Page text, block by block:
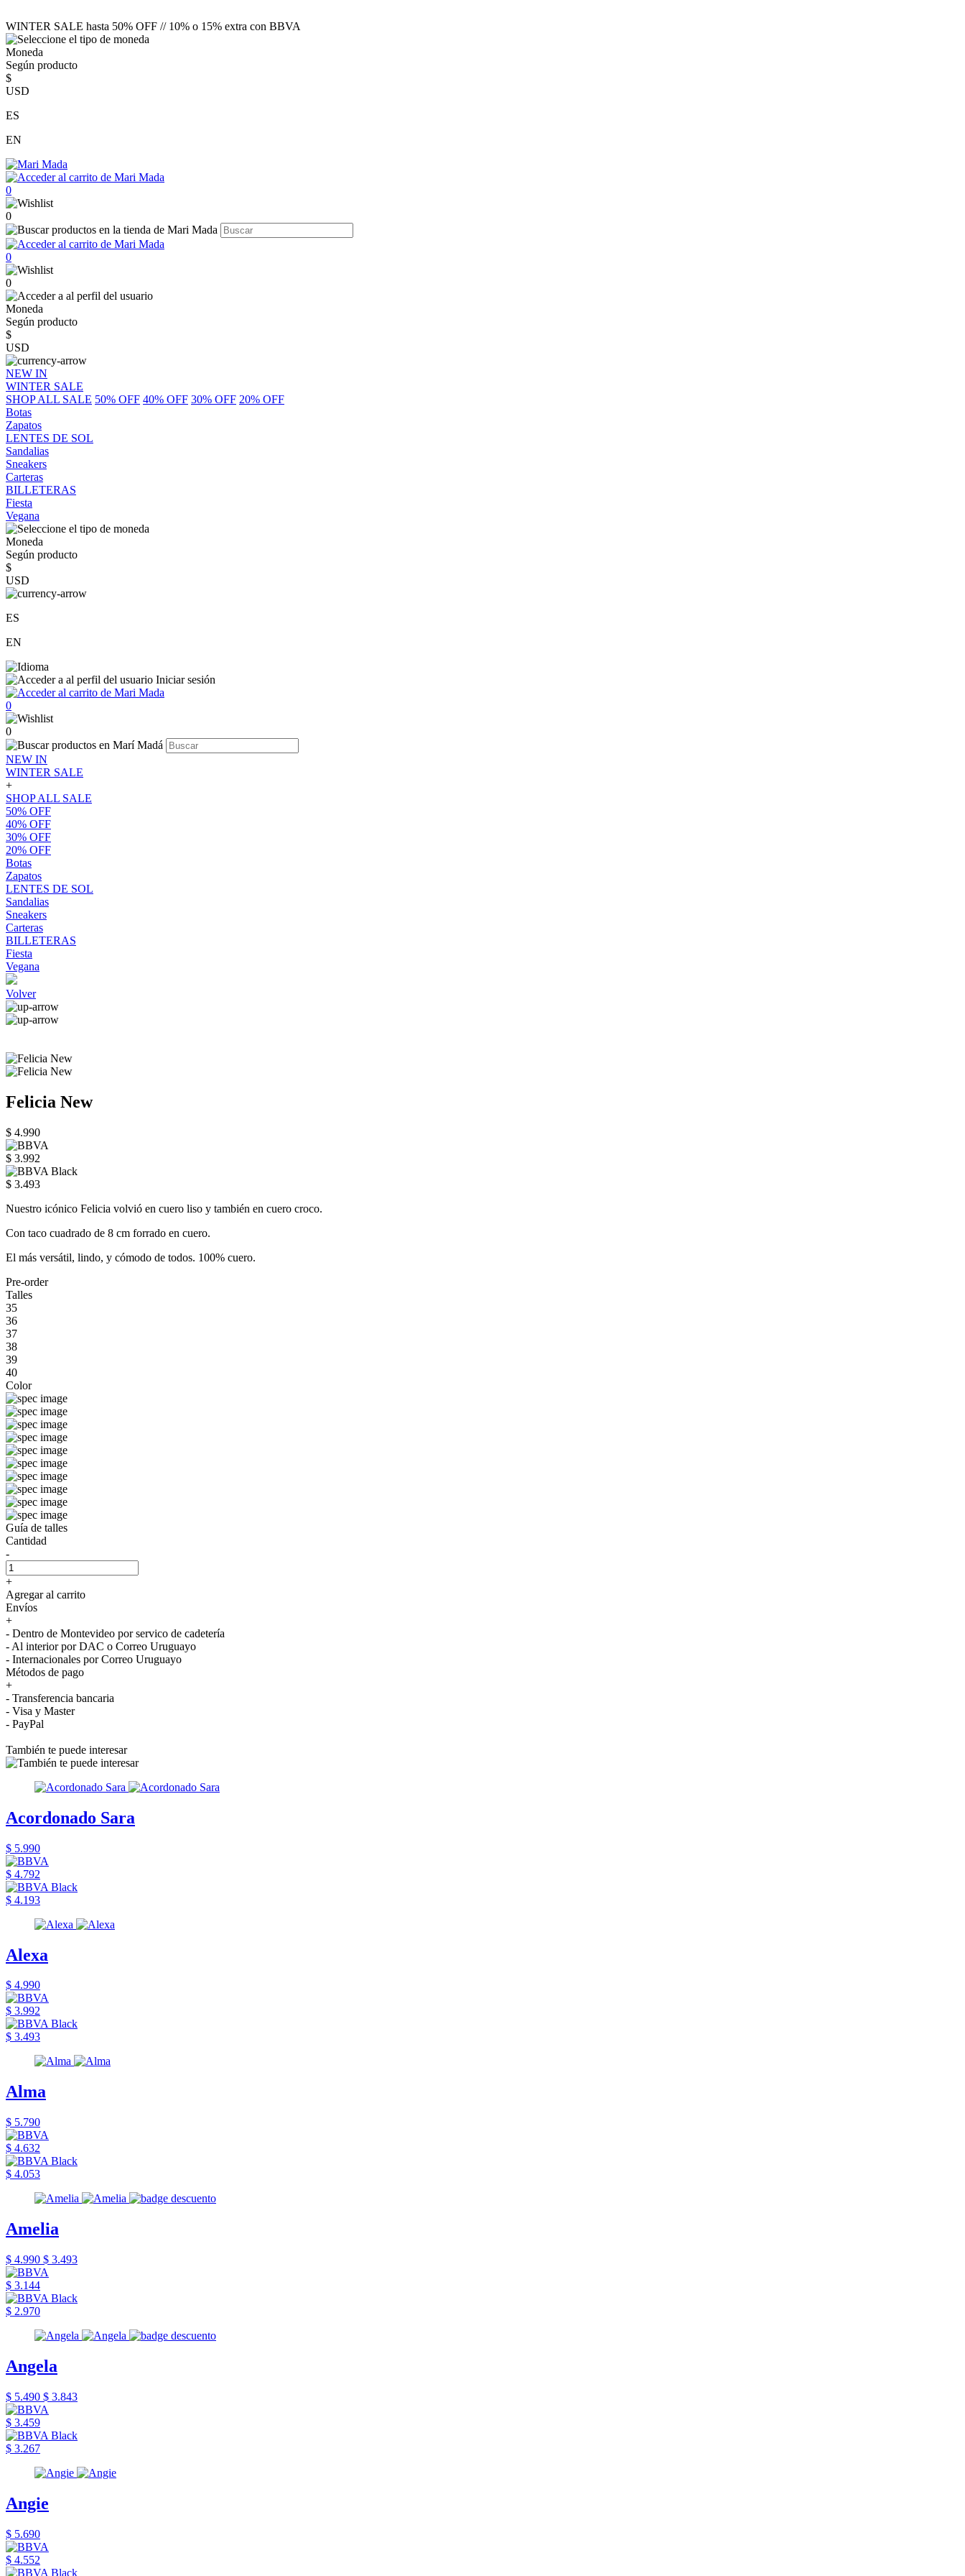
WINTER SALE hasta 50% OFF // 10% o 15% extra con BBVA
Moneda
Según producto
$
USD
ES
EN
0
0
0
0
Moneda
Según producto
$
USD
NEW IN
WINTER SALE
SHOP ALL SALE 50% OFF 40% OFF 30% OFF 20% OFF
Botas
Zapatos
LENTES DE SOL
Sandalias
Sneakers
Carteras
BILLETERAS
Fiesta
Vegana
Moneda
Según producto
$
USD
ES
EN
Iniciar sesión
0
0
NEW IN
WINTER SALE
+
SHOP ALL SALE
50% OFF
40% OFF
30% OFF
20% OFF
Botas
Zapatos
LENTES DE SOL
Sandalias
Sneakers
Carteras
BILLETERAS
Fiesta
Vegana
Volver
Felicia New
$ 4.990
$ 3.992
$ 3.493
Nuestro icónico Felicia volvió en cuero liso y también en cuero croco.
Con taco cuadrado de 8 cm forrado en cuero.
El más versátil, lindo, y cómodo de todos. 100% cuero.
Pre-order
Talles
35
36
37
38
39
40
Color
Guía de talles
Cantidad
-
+
Agregar al carrito
Envíos
+
- Dentro de Montevideo por servico de cadetería
- Al interior por DAC o Correo Uruguayo
- Internacionales por Correo Uruguayo
Métodos de pago
+
- Transferencia bancaria
- Visa y Master
- PayPal
También te puede interesar
Acordonado Sara
$ 5.990
$ 4.792
$ 4.193
Alexa
$ 4.990
$ 3.992
$ 3.493
Alma
$ 5.790
$ 4.632
$ 4.053
Amelia
$ 4.990 $ 3.493
$ 3.144
$ 2.970
Angela
$ 5.490 $ 3.843
$ 3.459
$ 3.267
Angie
$ 5.690
$ 4.552